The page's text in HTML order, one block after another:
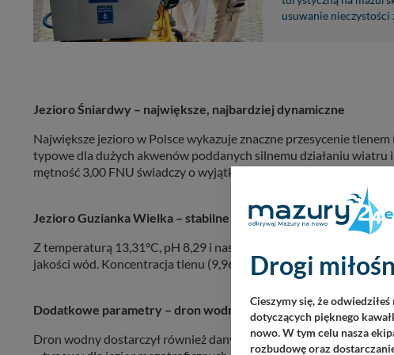
usuwanie nieczystości
Jezioro Śniardwy – największe, najbardziej dynamiczne
Największe jezioro w Polsce wykazuje znaczne przesycenie
typowe dla dużych akwenów poddanych silnemu działaniu wiatru
mętność 3,00 FNU świadczy o wyjątkowej przejrzystości.
Jezioro Guzianka Wielka – stabilne parametry
Z temperaturą 13,31°C, pH 8,29 i nasyceniem tlenem 96,00%,
jakości wód. Koncentracja tlenu (9,96 mg/L) oraz mętność (5,40
Dodatkowe parametry – dron wodny FOWJM
Dron wodny dostarczył również danych o poziomie chlorofilu-a
Drogi
Cieszymy się, że
dotyczących pięknego
nowo. W tym celu nasza
rozbudowę oraz